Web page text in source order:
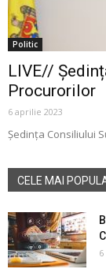
Politic
LIVE//
Procurorilor
6 aprilie 2023
Ședința Consiliului
CELE MAI